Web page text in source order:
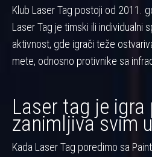
Klub Laser Tag postoji od 2011.
Laser Tag je timski ili individualni
aktivnost, gde igrači teže
mete, odnosno protivnike sa
Laser tag je
zanimljiva svim
Kada Laser Tag poredimo sa